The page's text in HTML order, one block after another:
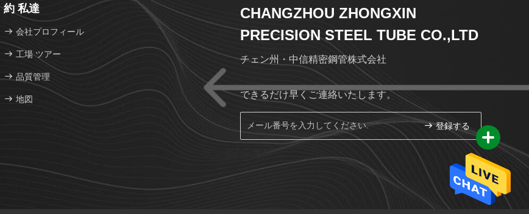
約 私達
会社プロフィール
工場 ツアー
品質管理
地図
CHANGZHOU ZHONGXIN
PRECISION STEEL TUBE CO.,LTD
チェン州・中信精密鋼管株式会社
できるだけ早くご連絡いたします。
登録する